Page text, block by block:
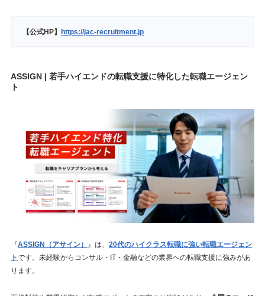
【公式HP】https://jac-recruitment.jp
ASSIGN | 若手ハイエンドの転職支援に特化した転職エージェン
ト
『ASSIGN（アサイン） 』は、 20代のハイクラス転職に強い転職エージェン
トです。未経験からコンサル・IT・金融などの業界への転職支援に強みがあ
ります。